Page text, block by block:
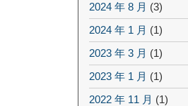
2024 年 8 月 (3)
2024 年 1 月 (1)
2023 年 3 月 (1)
2023 年 1 月 (1)
2022 年 11 月 (1)